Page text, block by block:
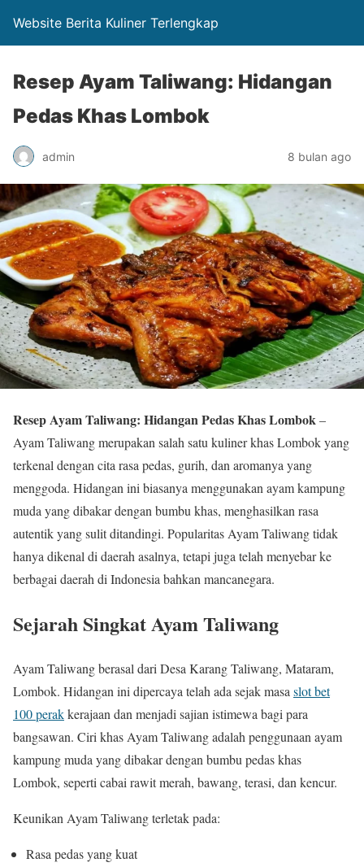
Website Berita Kuliner Terlengkap
Resep Ayam Taliwang: Hidangan
Pedas Khas Lombok
admin 8 bulan ago
Resep Ayam Taliwang: Hidangan Pedas Khas Lombok–
Ayam Taliwang merupakan salah satu kuliner khas Lombok yang
terkenal dengan cita rasa pedas, gurih, dan aromanya yang
menggoda. Hidangan ini biasanya menggunakan ayam kampung
muda yang dibakar dengan bumbu khas, menghasilkan rasa
autentik yang sulit ditandingi. Popularitas Ayam Taliwang tidak
hanya dikenal di daerah asalnya, tetapi juga telah menyebar ke
berbagai daerah di Indonesia bahkan mancanegara.
Sejarah Singkat Ayam Taliwang
Ayam Taliwang berasal dari Desa Karang Taliwang, Mataram,
Lombok. Hidangan ini dipercaya telah ada sejak masa slot bet
100 perakkerajaan dan menjadi sajian istimewa bagi para
bangsawan. Ciri khas Ayam Taliwang adalah penggunaan ayam
kampung muda yang dibakar dengan bumbu pedas khas
Lombok, seperti cabai rawit merah, bawang, terasi, dan kencur.
Keunikan Ayam Taliwang terletak pada:
Rasa pedas yang kuat